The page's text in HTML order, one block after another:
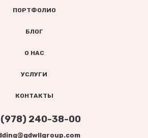
ПОРТФОЛИО
БЛОГ
О НАС
УСЛУГИ
КОНТАКТЫ
(978) 240-38-00